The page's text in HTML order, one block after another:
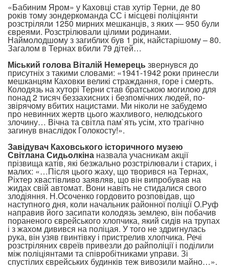
«Бабиним Яром» у Каховці став хутір Терни, де 80
років тому зондеркоманда СС і місцеві поліціянти
розстріляли 1250 мирних мешканців, з яких — 950 були
євреями. Розстрілювали цілими родинами.
Наймолодшому з загиблих був 1 рік, найстарішому – 80.
Загалом в Тернах вбили 79 дітей…
Міський голова Віталій Немерецьзвернувся до
присутніх з такими словами: «1941-1942 роки принесли
мешканцям Каховки великі страждання, горе і смерть.
Колодязь на хуторі Терни став братською могилою для
понад 2 тисяч беззахисних і безпомічних людей, по-
звірячому вбитих нацистами. Ми ніколи не забудемо
про невинних жертв цього жахливого, нелюдського
злочину… Вічна та світла пам`ять усім, хто трагічно
загинув внаслідок Голокосту!».
Завідувач Каховського історичного музею
Світлана Сидьолкіна назвала учасникам акції
прізвища катів, які безжально розстрілювали і старих, і
малих: «…Після цього жаху, що творився на Тернах,
Ріхтер хвастівливо заявляв, що він випробував на
жидах свій автомат. Вони навіть не стидалися свого
злодіяння. Н.Осоченко гордовито розповідав, що
наступного дня, коли начальник районної поліції О.Руф
направив його засипати колодязь землею, він побачив
пораненого єврейського хлопчика, який сидів на трупах
і з жахом дивився на поліцая. У того не здригнулась
рука, він узяв гвинтівку і пристрелив хлопчика. Речі
розстріляних євреїв привезли до райполіції і поділили
між поліціянтами та співробітниками управи. Зі
спустілих єврейських будинків теж вивозили майно…».